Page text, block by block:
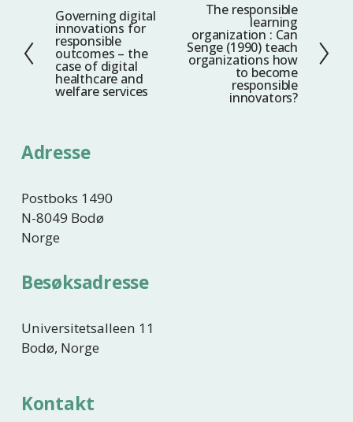
F
o
r
r
i
Governing digital
innovations for
responsible
outcomes – the
case of digital
healthcare and
welfare services
The responsible
learning
organization : Can
Senge (1990) teach
organizations how
to become
responsible
innovators?
Adresse
Postboks 1490
N-8049 Bodø
Norge
Besøksadresse
Universitetsalleen 11
Bodø, Norge
Kontakt